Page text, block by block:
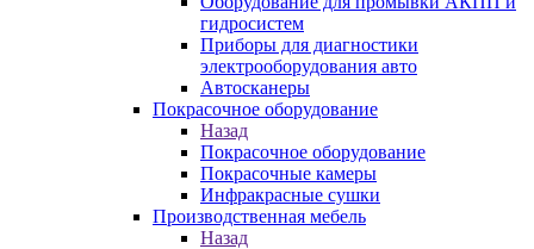
гидросистем
Приборы для диагностики
электрооборудования авто
Автосканеры
Покрасочное оборудование
Назад
Покрасочное оборудование
Покрасочные камеры
Инфракрасные сушки
Производственная мебель
Назад